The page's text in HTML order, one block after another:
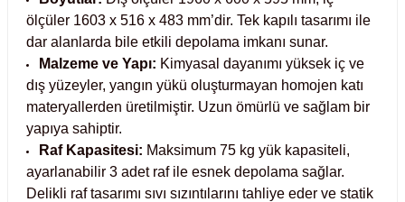
Buz Yapma Makineleri
Bulaşık Yıkama Makineleri
Öğütücü ve Mikserler
Krozeler
Küvetleri
ölçüler 1603 x 516 x 483 mm’dir. Tek kapılı tasarımı ile
dar alanlarda bile etkili depolama imkanı sunar.
Malzeme ve Yapı: Kimyasal dayanımı yüksek iç ve
dış yüzeyler, yangın yükü oluşturmayan homojen katı
materyallerden üretilmiştir. Uzun ömürlü ve sağlam bir
yapıya sahiptir.
Raf Kapasitesi: Maksimum 75 kg yük kapasiteli,
ayarlanabilir 3 adet raf ile esnek depolama sağlar.
Delikli raf tasarımı sıvı sızıntılarını tahliye eder ve statik